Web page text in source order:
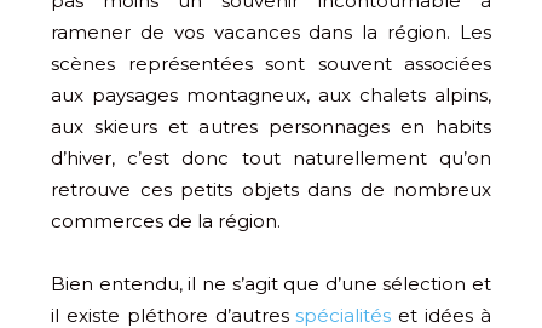
ramener de vos vacances dans la région. Les
scènes représentées sont souvent associées
aux paysages montagneux, aux chalets alpins,
aux skieurs et autres personnages en habits
d’hiver, c’est donc tout naturellement qu’on
retrouve ces petits objets dans de nombreux
commerces de la région.
Bien entendu, il ne s’agit que d’une sélection et
il existe pléthore d’autresspécialités et idées à